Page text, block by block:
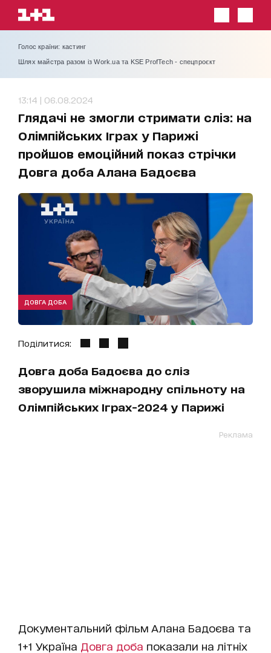
Голос країни: кастинг
Шлях майстра разом із Work.ua та KSE ProfTech - спецпроєкт
13:14 | 06.08.2024
Глядачі не змогли стримати сліз: на
Олімпійських Іграх у Парижі
пройшов емоційний показ стрічки
Довга доба Алана Бадоєва
ДОВГА ДОБА
Поділитися:
Довга доба Бадоєва до сліз
зворушила міжнародну спільноту на
Олімпійських Іграх-2024 у Парижі
Реклама
Документальний фільм Алана Бадоєва та
1+1 Україна Довга доба показали на літніх